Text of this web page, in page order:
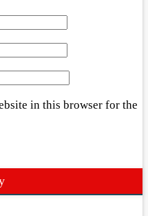
in this browser for the